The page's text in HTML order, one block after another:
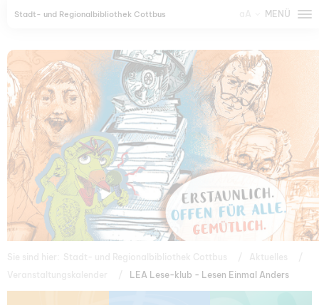
Stadt- und Regionalbibliothek Cottbus MENÜ
LEA Lese-klub - Lesen Einmal Anders